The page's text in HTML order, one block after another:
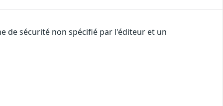
de sécurité non spécifié par l'éditeur et un